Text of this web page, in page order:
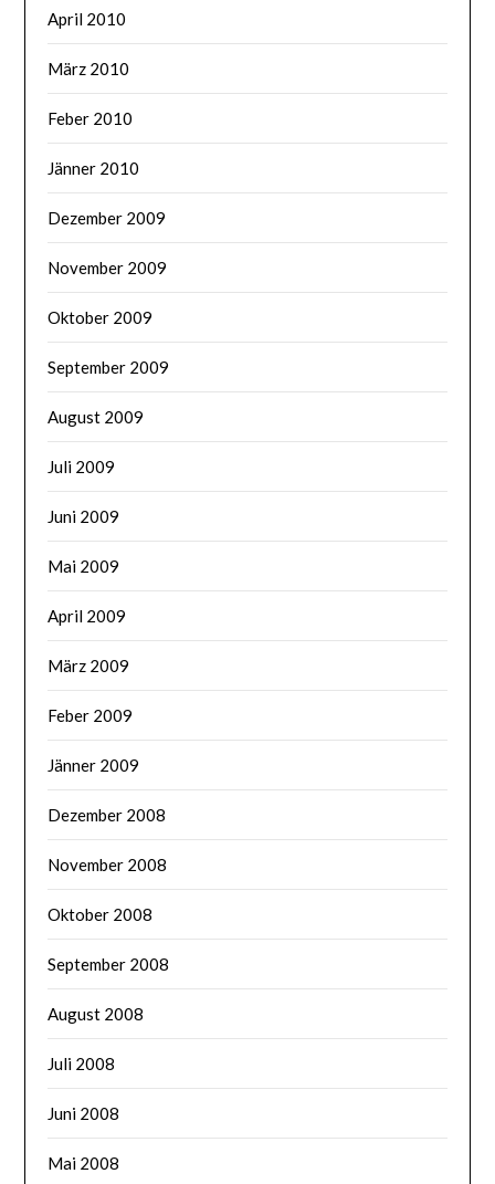
April 2010
März 2010
Feber 2010
Jänner 2010
Dezember 2009
November 2009
Oktober 2009
September 2009
August 2009
Juli 2009
Juni 2009
Mai 2009
April 2009
März 2009
Feber 2009
Jänner 2009
Dezember 2008
November 2008
Oktober 2008
September 2008
August 2008
Juli 2008
Juni 2008
Mai 2008